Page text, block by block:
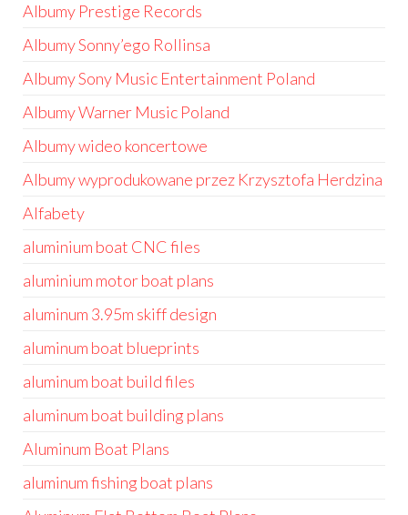
Albumy Prestige Records
Albumy Sonny’ego Rollinsa
Albumy Sony Music Entertainment Poland
Albumy Warner Music Poland
Albumy wideo koncertowe
Albumy wyprodukowane przez Krzysztofa Herdzina
Alfabety
aluminium boat CNC files
aluminium motor boat plans
aluminum 3.95m skiff design
aluminum boat blueprints
aluminum boat build files
aluminum boat building plans
Aluminum Boat Plans
aluminum fishing boat plans